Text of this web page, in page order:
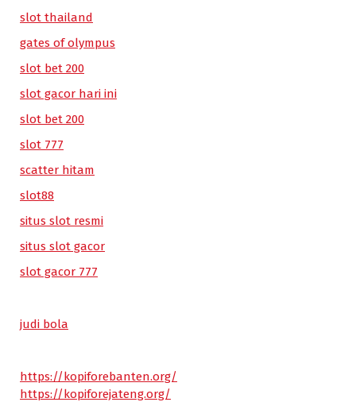
slot thailand
gates of olympus
slot bet 200
slot gacor hari ini
slot bet 200
slot 777
scatter hitam
slot88
situs slot resmi
situs slot gacor
slot gacor 777
judi bola
https://kopiforebanten.org/
https://kopiforejateng.org/